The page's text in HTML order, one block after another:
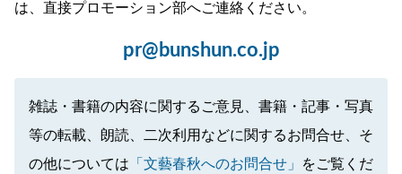
は、直接プロモーション部へご連絡ください。
pr@bunshun.co.jp
雑誌・書籍の内容に関するご意見、書籍・記事・写真
等の転載、朗読、二次利用などに関するお問合せ、そ
の他については 「文藝春秋へのお問合せ」
をご覧くだ